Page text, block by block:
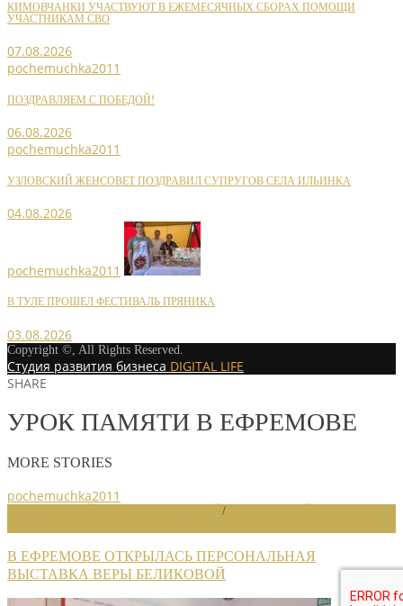
КИМОВЧАНКИ УЧАСТВУЮТ В ЕЖЕМЕСЯЧНЫХ СБОРАХ ПОМОЩИ
УЧАСТНИКАМ СВО
07.08.2026
pochemuchka2011
ПОЗДРАВЛЯЕМ С ПОБЕДОЙ!
06.08.2026
pochemuchka2011
УЗЛОВСКИЙ ЖЕНСОВЕТ ПОЗДРАВИЛ СУПРУГОВ СЕЛА ИЛЬИНКА
04.08.2026
pochemuchka2011
В ТУЛЕ ПРОШЕЛ ФЕСТИВАЛЬ ПРЯНИКА
03.08.2026
Copyright ©, All Rights Reserved.
Студия развития бизнеса DIGITAL LIFE
SHARE
УРОК ПАМЯТИ В ЕФРЕМОВЕ
MORE STORIES
pochemuchka2011
/
В ЕФРЕМОВЕ ОТКРЫЛАСЬ ПЕРСОНАЛЬНАЯ
ВЫСТАВКА ВЕРЫ БЕЛИКОВОЙ